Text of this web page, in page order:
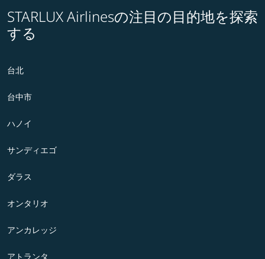
STARLUX Airlinesの注目の目的地を探索
する
台北
台中市
ハノイ
サンディエゴ
ダラス
オンタリオ
アンカレッジ
アトランタ